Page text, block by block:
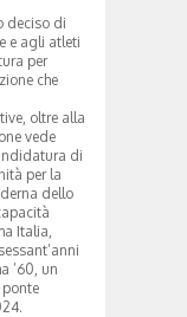
deciso di
e agli atleti
per
che
oltre alla
vede
di
per la
dello
Italia,
’60, un